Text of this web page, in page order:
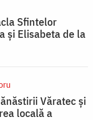
Sfintelor
și Elisabeta de la
Văratec și
locală a